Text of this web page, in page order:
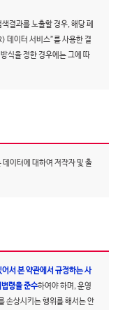
결과를 노출할 경우, 해당 페
데이터 서비스”를 사용한 결
식을 정한 경우에는 그에 따
이터에 대하여 저작자 및 출
서 본 약관에서 규정하는 사
령을 준수하여야 하며, 운영
손상시키는 행위를 해서는 안